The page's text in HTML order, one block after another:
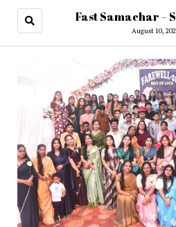
Fast Samachar –
August 10,